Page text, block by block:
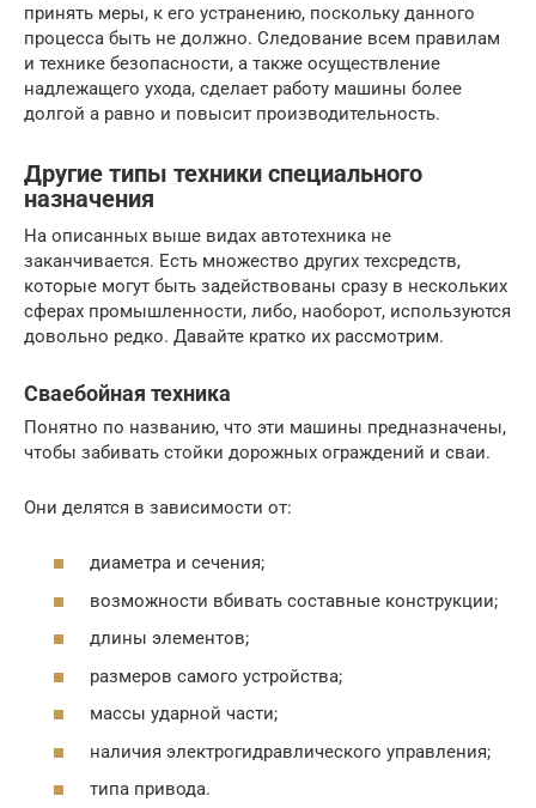
принять меры, к его устранению, поскольку данного
процесса быть не должно. Следование всем правилам
и технике безопасности, а также осуществление
надлежащего ухода, сделает работу машины более
долгой а равно и повысит производительность.
Другие типы техники специального
назначения
На описанных выше видах автотехника не
заканчивается. Есть множество других техсредств,
которые могут быть задействованы сразу в нескольких
сферах промышленности, либо, наоборот, используются
довольно редко. Давайте кратко их рассмотрим.
Сваебойная техника
Понятно по названию, что эти машины предназначены,
чтобы забивать стойки дорожных ограждений и сваи.
Они делятся в зависимости от:
диаметра и сечения;
возможности вбивать составные конструкции;
длины элементов;
размеров самого устройства;
массы ударной части;
наличия электрогидравлического управления;
типа привода.